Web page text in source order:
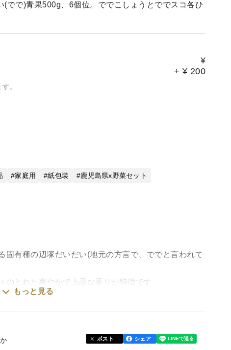
(でで)青果500g、6個位。ででこしょうとででスコ各ひ
¥
+ ¥ 200
。
家庭用 紙包装 鹿児島県x野菜セット
固有種の辺塚だいだい(地元の方言で、ででと言われて
とれた爽やかで上品な香りが特徴です。
ても逞しく育ち、皮まで美味しく口にして頂けます。
もっと見る
ポスト シェア